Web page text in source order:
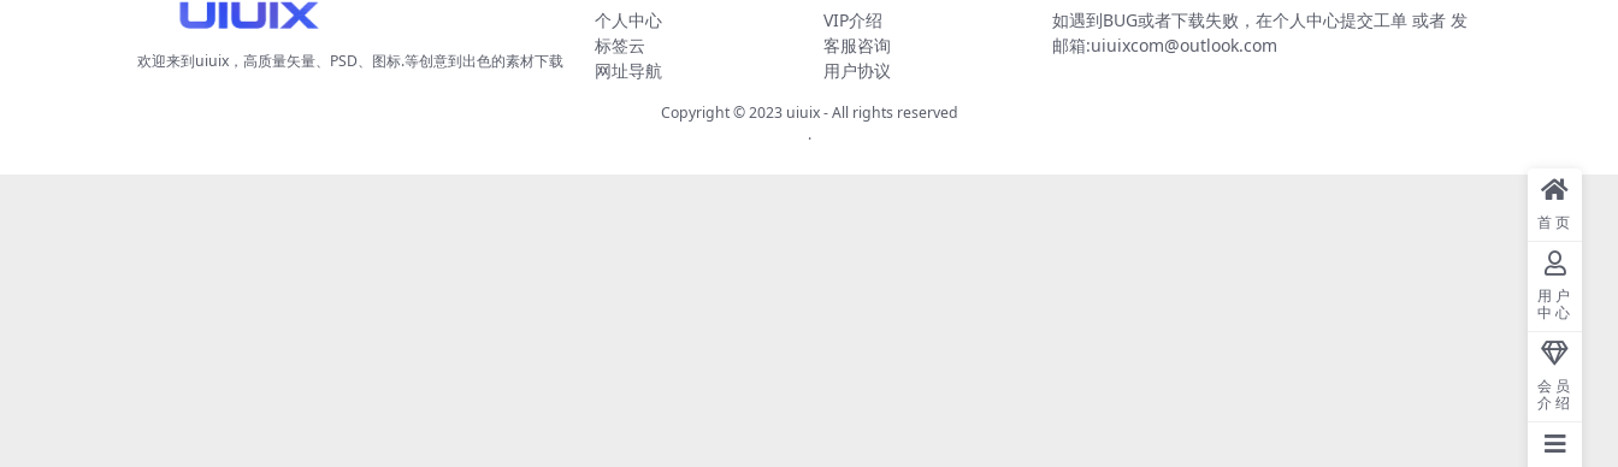
欢迎来到uiuix，高质量矢量、PSD、图标.等创意到出色的素材下载
个人中心
标签云
网址导航
VIP介绍
客服咨询
用户协议
如遇到BUG或者下载失败，在个人中心提交工单 或者 发
邮箱:uiuixcom@outlook.com
Copyright © 2023 uiuix- All rights reserved
.
首页
用户
中心
会员
介绍